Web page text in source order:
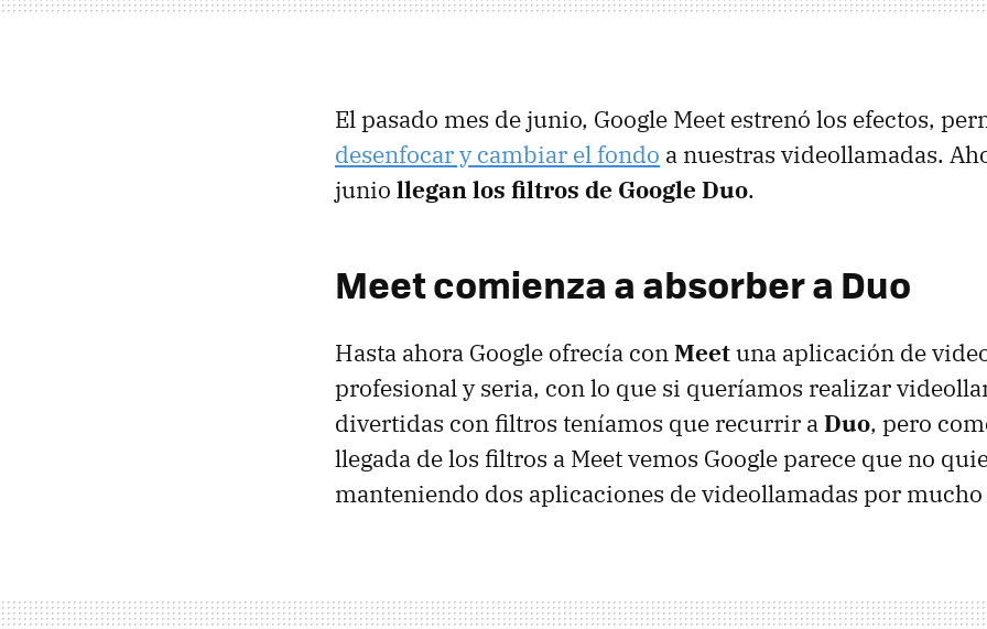
El pasado mes de junio, Google Meet estrenó los efectos,
desenfocar y cambiar el fondo a nuestras videollamadas.
junio llegan los filtros de Google Duo.
Meet comienza a absorber a Duo
Hasta ahora Google ofrecía conMeetuna aplicación de
profesional y seria, con lo que si queríamos realizar
divertidas con filtros teníamos que recurrir aDuo, pero
llegada de los filtros a Meet vemos Google parece que no
manteniendo dos aplicaciones de videollamadas por